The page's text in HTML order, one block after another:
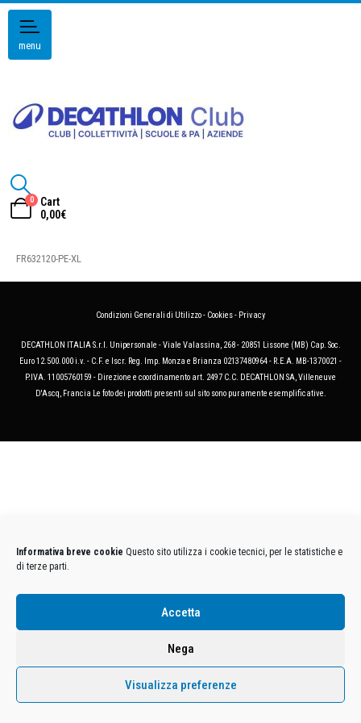
Informativa breve cookie Questo sito utilizza i cookie tecnici, per le statistiche e
di terze parti.
Accetta
Nega
Visualizza preferenze
menu
0
Cart
0,00€
FR632120-PE-XL
Condizioni Generali di Utilizzo- Cookies- Privacy
DECATHLON ITALIA S.r.l. Unipersonale - Viale Valassina, 268 - 20851 Lissone (MB) Cap. Soc.
Euro 12.500.000 i.v. - C.F. e Iscr. Reg. Imp. Monza e Brianza 02137480964 - R.E.A. MB-1370021 -
P.IVA. 11005760159 - Direzione e coordinamento art. 2497 C.C. DECATHLON SA, Villeneuve
D'Ascq, Francia Le foto dei prodotti presenti sul sito sono puramente esemplificative.